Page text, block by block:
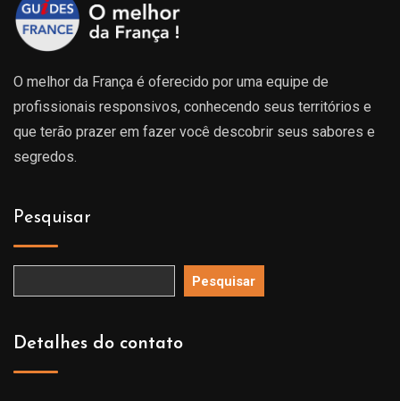
O melhor da França é oferecido por uma equipe de
profissionais responsivos, conhecendo seus territórios e
que terão prazer em fazer você descobrir seus sabores e
segredos.
Pesquisar
Pesquisar
Detalhes do contato